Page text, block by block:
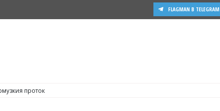
FLAGMAN В TELEGRAM
проток